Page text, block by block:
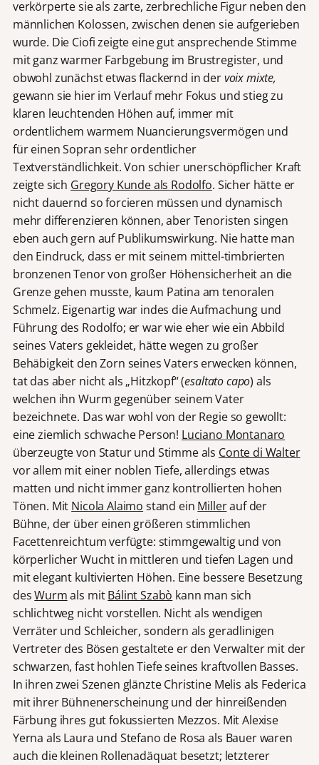
verkörperte sie als zarte, zerbrechliche Figur neben den
männlichen Kolossen, zwischen denen sie aufgerieben
wurde. Die Ciofi zeigte eine gut ansprechende Stimme
mit ganz warmer Farbgebung im Brustregister, und
obwohl zunächst etwas flackernd in dervoix mixte,
gewann sie hier im Verlauf mehr Fokus und stieg zu
klaren leuchtenden Höhen auf, immer mit
ordentlichem warmem Nuancierungsvermögen und
für einen Sopran sehr ordentlicher
Textverständlichkeit. Von schier unerschöpflicher Kraft
zeigte sich Gregory Kunde als Rodolfo. Sicher hätte er
nicht dauernd so forcieren müssen und dynamisch
mehr differenzieren können, aber Tenoristen singen
eben auch gern auf Publikumswirkung. Nie hatte man
den Eindruck, dass er mit seinem mittel-timbrierten
bronzenen Tenor von großer Höhensicherheit an die
Grenze gehen musste, kaum Patina am tenoralen
Schmelz. Eigenartig war indes die Aufmachung und
Führung des Rodolfo; er war wie eher wie ein Abbild
seines Vaters gekleidet, hätte wegen zu großer
Behäbigkeit den Zorn seines Vaters erwecken können,
tat das aber nicht als „Hitzkopf“ (esaltato capo) als
welchen ihn Wurm gegenüber seinem Vater
bezeichnete. Das war wohl von der Regie so gewollt:
eine ziemlich schwache Person! Luciano Montanaro
überzeugte von Statur und Stimme als Conte di Walter
vor allem mit einer noblen Tiefe, allerdings etwas
matten und nicht immer ganz kontrollierten hohen
Tönen. Mit Nicola Alaimo stand ein Millerauf der
Bühne, der über einen größeren stimmlichen
Facettenreichtum verfügte: stimmgewaltig und von
körperlicher Wucht in mittleren und tiefen Lagen und
mit elegant kultivierten Höhen. Eine bessere Besetzung
desWurmals mitBálint Szabò kann man sich
schlichtweg nicht vorstellen. Nicht als wendigen
Verräter und Schleicher, sondern als geradlinigen
Vertreter des Bösen gestaltete er den Verwalter mit der
schwarzen, fast hohlen Tiefe seines kraftvollen Basses.
In ihren zwei Szenen glänzte Christine Melis als Federica
mit ihrer Bühnenerscheinung und der hinreißenden
Färbung ihres gut fokussierten Mezzos. Mit Alexise
Yerna als Laura und Stefano de Rosa als Bauer waren
auch die kleinen Rollenadäquat besetzt; letzterer